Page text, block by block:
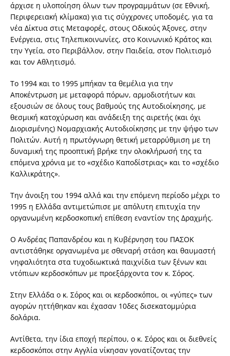
άρχισε η υλοποίηση όλων των προγραμμάτων (σε Εθνική,
Περιφερειακή κλίμακα) για τις σύγχρονες υποδομές, για τα
νέα Δίκτυα στις Μεταφορές, στους Οδικούς Άξονες, στην
Ενέργεια, στις Τηλεπικοινωνίες, στο Κοινωνικό Κράτος και
την Υγεία, στο Περιβάλλον, στην Παιδεία, στον Πολιτισμό
και τον Αθλητισμό.
Το 1994 και το 1995 μπήκαν τα θεμέλια για την
Αποκέντρωση με μεταφορά πόρων, αρμοδιοτήτων και
εξουσιών σε όλους τους βαθμούς της Αυτοδιοίκησης, με
θεσμική κατοχύρωση και ανάδειξη της αιρετής (και όχι
Διορισμένης) Νομαρχιακής Αυτοδιοίκησης με την ψήφο των
Πολιτών. Αυτή η πρωτόγνωρη θετική μεταρρύθμιση με τη
δυναμική της προοπτική βρήκε την ολοκλήρωσή της τα
επόμενα χρόνια με το «σχέδιο Καποδίστριας» και το «σχέδιο
Καλλικράτης».
Την άνοιξη του 1994 αλλά και την επόμενη περίοδο μέχρι το
1995 η Ελλάδα αντιμετώπισε με απόλυτη επιτυχία την
οργανωμένη κερδοσκοπική επίθεση εναντίον της Δραχμής.
Ο Ανδρέας Παπανδρέου και η Κυβέρνηση του ΠΑΣΟΚ
αντιστάθηκε οργανωμένα με σθεναρή στάση και θαυμαστή
νηφαλιότητα στα τυχοδιωκτικά παιχνίδια των ξένων και
ντόπιων κερδοσκόπων με προεξάρχοντα τον κ. Σόρος.
Στην Ελλάδα ο κ. Σόρος και οι κερδοσκόποι, οι «γύπες» των
αγορών ηττήθηκαν και έχασαν 10δες δισεκατομμύρια
δολάρια.
Αντίθετα, την ίδια εποχή περίπου, ο κ. Σόρος και οι διεθνείς
κερδοσκόποι στην Αγγλία νίκησαν γονατίζοντας την